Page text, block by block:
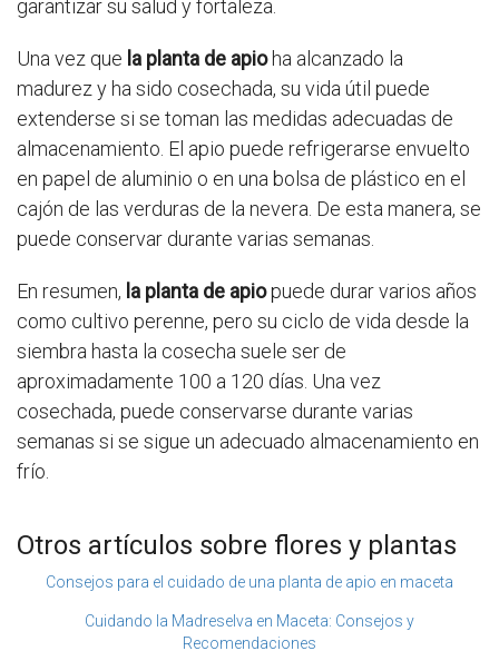
garantizar su salud y fortaleza.
Una vez que la planta de apioha alcanzado la
madurez y ha sido cosechada, su vida útil puede
extenderse si se toman las medidas adecuadas de
almacenamiento. El apio puede refrigerarse envuelto
en papel de aluminio o en una bolsa de plástico en el
cajón de las verduras de la nevera. De esta manera, se
puede conservar durante varias semanas.
En resumen, la planta de apiopuede durar varios años
como cultivo perenne, pero su ciclo de vida desde la
siembra hasta la cosecha suele ser de
aproximadamente 100 a 120 días. Una vez
cosechada, puede conservarse durante varias
semanas si se sigue un adecuado almacenamiento en
frío.
Otros artículos sobre flores y plantas
Consejos para el cuidado de una planta de apio en maceta
Cuidando la Madreselva en Maceta: Consejos y
Recomendaciones